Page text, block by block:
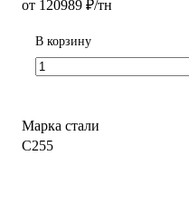
от 120989 ₽/тн
В корзину
Марка стали
С255